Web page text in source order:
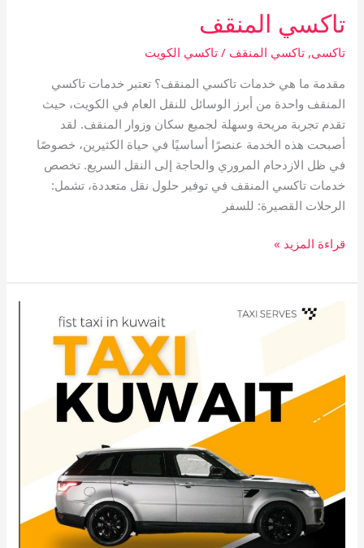
تاكسي المنقف
تاكسى,تاكسي المنقف /تاكسي الكويت
مقدمة ما هي خدمات تاكسي المنقف؟ تعتبر خدمات تاكسي
المنقف واحدة من أبرز الوسائل للنقل العام في الكويت، حيث
تقدم تجربة مريحة وسهلة لجميع سكان وزوار المنقف. لقد
أصبحت هذه الخدمة عنصرًا أساسيًا في حياة الكثيرين، خصوصًا
في ظل الازدحام المروري والحاجة إلى النقل السريع. تخصص
خدمات تاكسي المنقف في توفير حلول نقل متعددة، تشمل:
الرحلات القصيرة: للسفر
قراءة المزيد »
تاكسي